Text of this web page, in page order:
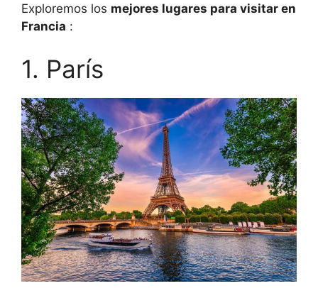
Exploremos los mejores lugares para visitar en
Francia :
1. París